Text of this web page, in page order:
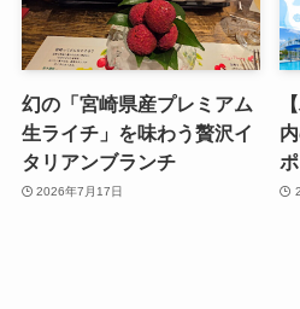
幻の「宮崎県産プレミアム
生ライチ」を味わう贅沢イ
タリアンブランチ
2026年7月17日